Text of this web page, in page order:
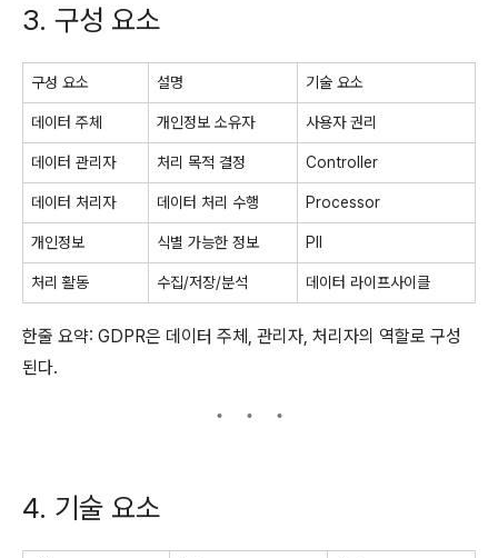
3. 구성 요소
구성 요소 설명 기술 요소
데이터 주체 개인정보 소유자 사용자 권리
데이터 관리자 처리 목적 결정 Controller
데이터 처리자 데이터 처리 수행 Processor
개인정보 식별 가능한 정보 PII
처리 활동 수집/저장/분석 데이터 라이프사이클
한줄 요약: GDPR은 데이터 주체, 관리자, 처리자의 역할로 구성
된다.
4. 기술 요소